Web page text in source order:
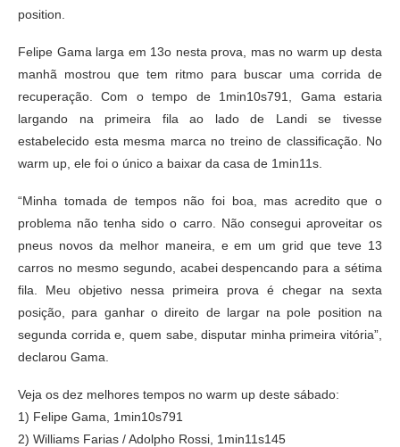
position.
Felipe Gama larga em 13o nesta prova, mas no warm up desta
manhã mostrou que tem ritmo para buscar uma corrida de
recuperação. Com o tempo de 1min10s791, Gama estaria
largando na primeira fila ao lado de Landi se tivesse
estabelecido esta mesma marca no treino de classificação. No
warm up, ele foi o único a baixar da casa de 1min11s.
“Minha tomada de tempos não foi boa, mas acredito que o
problema não tenha sido o carro. Não consegui aproveitar os
pneus novos da melhor maneira, e em um grid que teve 13
carros no mesmo segundo, acabei despencando para a sétima
fila. Meu objetivo nessa primeira prova é chegar na sexta
posição, para ganhar o direito de largar na pole position na
segunda corrida e, quem sabe, disputar minha primeira vitória”,
declarou Gama.
Veja os dez melhores tempos no warm up deste sábado:
1) Felipe Gama, 1min10s791
2) Williams Farias / Adolpho Rossi, 1min11s145